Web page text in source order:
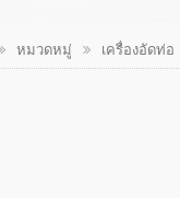
หมวดหมู่ เครื่องอัดท่อ